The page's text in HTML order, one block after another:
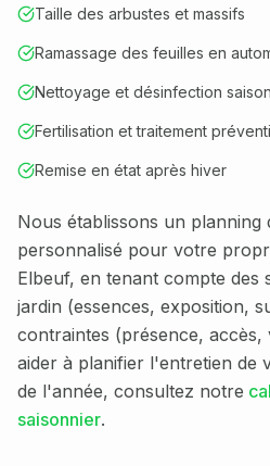
Taille des arbustes et massifs
Ramassage des feuilles en
Nettoyage et désinfection
Fertilisation et traitement
Remise en état après hiver
Nous établissons un planning
personnalisé pour votre
Elbeuf, en tenant compte des
jardin (essences, exposition,
contraintes (présence, accès,
aider à planifier l'entretien de
de l'année, consultez notre
saisonnier.